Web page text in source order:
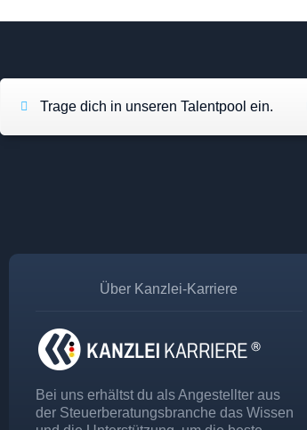
Trage dich in unseren Talentpool ein.
Über Kanzlei-Karriere
Bei uns erhältst du als Angestellter aus
der Steuerberatungsbranche das Wissen